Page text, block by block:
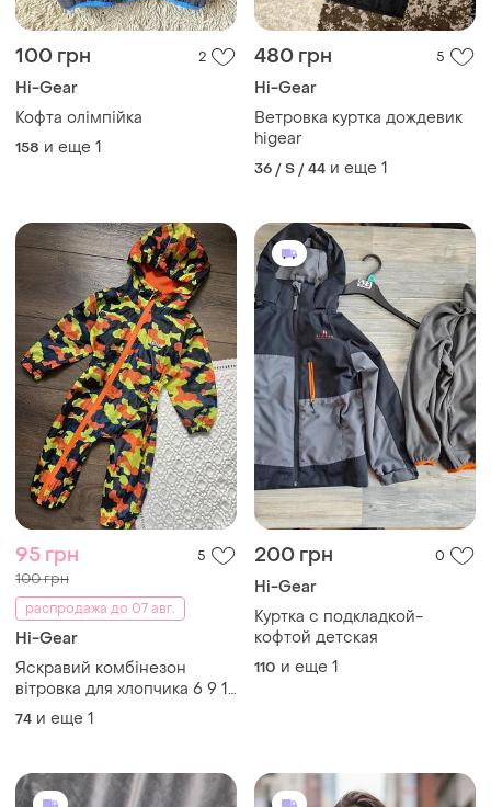
100 грн 2
Hi-Gear
Кофта олімпійка
158 и еще 1
480 грн 5
Hi-Gear
Ветровка куртка дождевик
higear
36 / S / 44 и еще 1
95 грн 5
100 грн
распродажа до 07 авг.
Hi-Gear
Яскравий комбінезон
вітровка для хлопчика 6 9 12
міс 74 80 см для хлопчика
осінь літо весна
74 и еще 1
200 грн 0
Hi-Gear
Куртка с подкладкой-
кофтой детская
110 и еще 1